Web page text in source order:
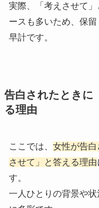
実際、「考えさせて
ースも多いため、保
早計です。
告白されたときに
る理由
ここでは、 女性が告白
させて」と答える理由
す。
一人ひとりの背景や